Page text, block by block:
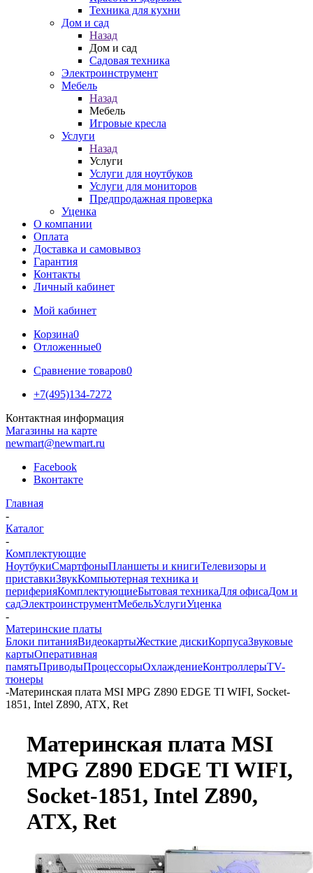
Техника для кухни
Дом и сад
Назад
Дом и сад
Садовая техника
Электроинструмент
Мебель
Назад
Мебель
Игровые кресла
Услуги
Назад
Услуги
Услуги для ноутбуков
Услуги для мониторов
Предпродажная проверка
Уценка
О компании
Оплата
Доставка и самовывоз
Гарантия
Контакты
Личный кабинет
Мой кабинет
Корзина0
Отложенные0
Сравнение товаров0
+7(495)134-7272
Контактная информация
Магазины на карте
newmart@newmart.ru
Facebook
Вконтакте
Главная
-
Каталог
-
Комплектующие
НоутбукиСмартфоныПланшеты и книгиТелевизоры и
приставкиЗвукКомпьютерная техника и
периферияКомплектующиеБытовая техникаДля офисаДом и
садЭлектроинструментМебельУслугиУценка
-
Материнские платы
Блоки питанияВидеокартыЖесткие дискиКорпусаЗвуковые
картыОперативная
памятьПриводыПроцессорыОхлаждениеКонтроллерыTV-
тюнеры
-Материнская плата MSI MPG Z890 EDGE TI WIFI, Socket-
1851, Intel Z890, ATX, Ret
Материнская плата MSI
MPG Z890 EDGE TI WIFI,
Socket-1851, Intel Z890,
ATX, Ret